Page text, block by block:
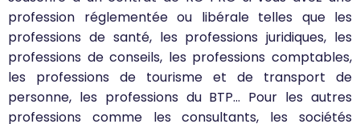
profession réglementée ou libérale telles que les
professions de santé, les professions juridiques, les
professions de conseils, les professions comptables,
les professions de tourisme et de transport de
personne, les professions du BTP… Pour les autres
professions comme les consultants, les sociétés